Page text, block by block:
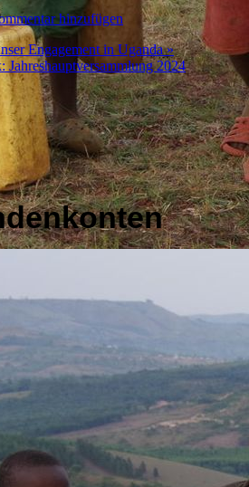
hinzufügen
Engagement in Uganda »
2024